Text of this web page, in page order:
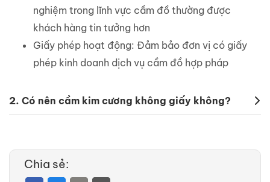
nghiệm trong lĩnh vực cầm đồ thường được
khách hàng tin tưởng hơn
Giấy phép hoạt động: Đảm bảo đơn vị có giấy
phép kinh doanh dịch vụ cầm đồ hợp pháp
2. Có nên cầm kim cương không giấy không?
Chia sẻ: